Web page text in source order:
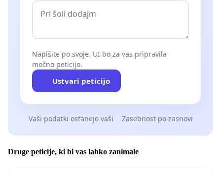
Napišite po svoje. UI bo za vas pripravila
močno peticijo.
Ustvari peticijo
Vaši podatki ostanejo vaši Zasebnost po zasnovi
Druge peticije, ki bi vas lahko zanimale